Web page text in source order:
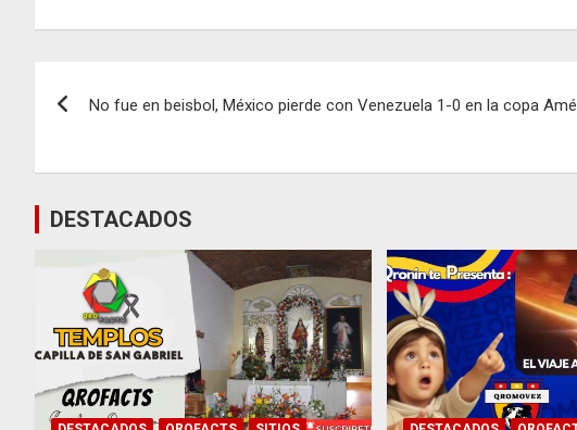
entradas
No fue en beisbol, México pierde con Venezuela 1-0 en la copa
DESTACADOS